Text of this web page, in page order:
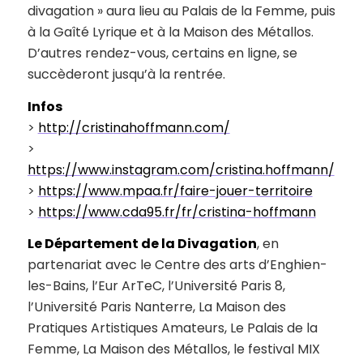
divagation » aura lieu au Palais de la Femme, puis
à la Gaîté Lyrique et à la Maison des Métallos.
D’autres rendez-vous, certains en ligne, se
succèderont jusqu’à la rentrée.
Infos
> http://cristinahoffmann.com/
>
https://www.instagram.com/cristina.hoffmann/
> https://www.mpaa.fr/faire-jouer-territoire
> https://www.cda95.fr/fr/cristina-hoffmann
Le Département de la Divagation, en
partenariat avec le Centre des arts d’Enghien-
les-Bains, l’Eur ArTeC, l’Université Paris 8,
l’Université Paris Nanterre, La Maison des
Pratiques Artistiques Amateurs, Le Palais de la
Femme, La Maison des Métallos, le festival MIX